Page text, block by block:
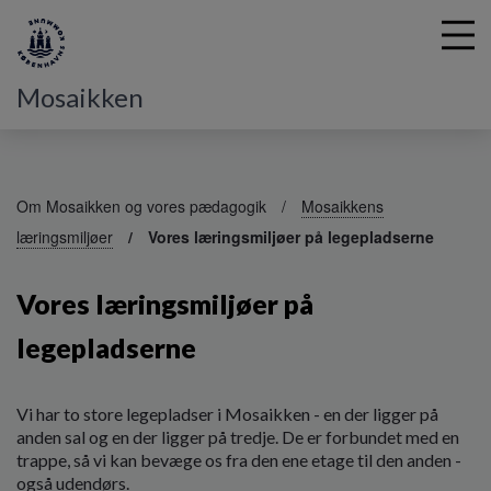
Mosaikken
Om Mosaikken og vores pædagogik
Mosaikkens
læringsmiljøer
Vores læringsmiljøer på legepladserne
Vores læringsmiljøer på
legepladserne
Vi har to store legepladser i Mosaikken - en der ligger på
anden sal og en der ligger på tredje. De er forbundet med en
trappe, så vi kan bevæge os fra den ene etage til den anden -
også udendørs.